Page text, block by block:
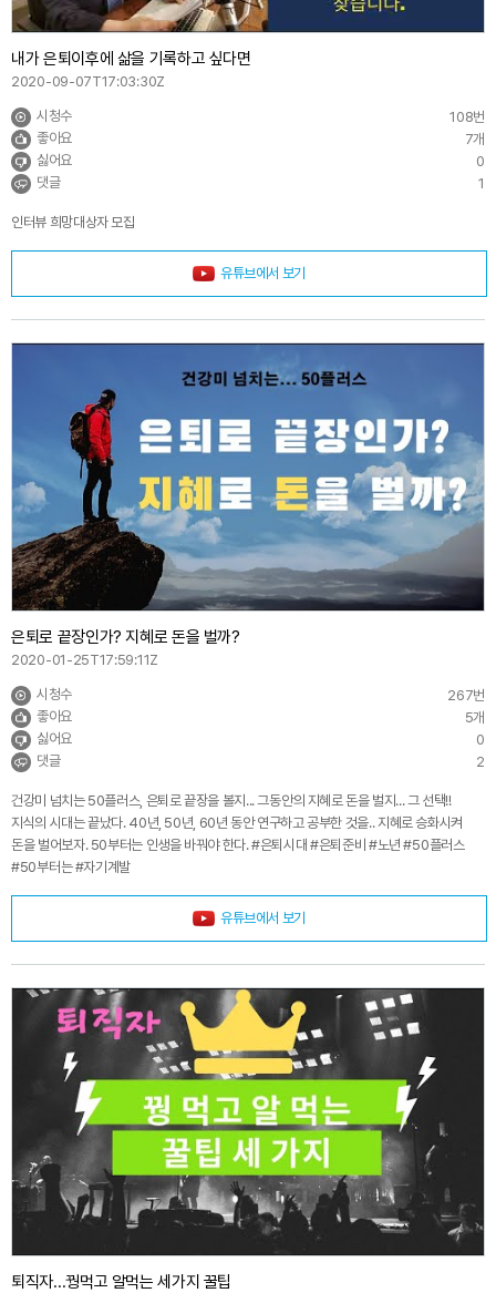
내가 은퇴이후에 삶을 기록하고 싶다면
2020-09-07T17:03:30Z
시청수
108번
좋아요
7개
싫어요
0
댓글
1
인터뷰 희망대상자 모집
유튜브에서 보기
은퇴로 끝장인가? 지혜로 돈을 벌까?
2020-01-25T17:59:11Z
시청수
267번
좋아요
5개
싫어요
0
댓글
2
건강미 넘치는 50플러스, 은퇴로 끝장을 볼지... 그동안의 지혜로 돈을 벌지... 그 선택!!
지식의 시대는 끝났다. 40년, 50년, 60년 동안 연구하고 공부한 것을.. 지혜로 승화시켜
돈을 벌어보자. 50부터는 인생을 바꿔야 한다. #은퇴시대 #은퇴준비 #노년 #50플러스
#50부터는 #자기계발
유튜브에서 보기
퇴직자...꿩먹고 알먹는 세가지 꿀팁